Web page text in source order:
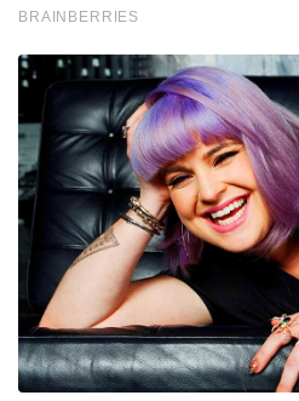
BRAINBERRIES